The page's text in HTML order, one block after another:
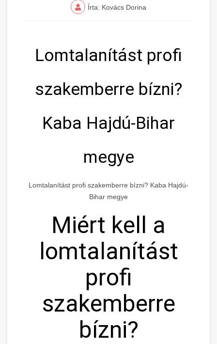
Írta: Kovács Dorina
Lomtalanítást profi
szakemberre bízni?
Kaba Hajdú-Bihar
megye
Lomtalanítást profi szakemberre bízni? Kaba Hajdú-
Bihar megye
Miért kell a
lomtalanítást
profi
szakemberre
bízni?